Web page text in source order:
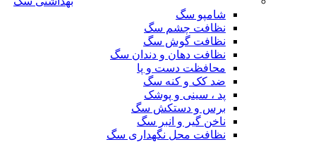
شامپو سگ
نظافت چشم سگ
نظافت گوش سگ
نظافت دهان و دندان سگ
محافظت دست و پا
ضد کک و کنه سگ
پد ، سینی و پوشک
برس و دستکش سگ
ناخن گیر و انبر سگ
نظافت محل نگهداری سگ